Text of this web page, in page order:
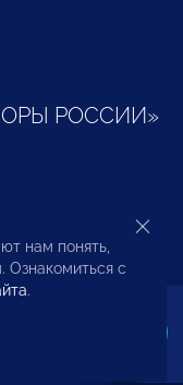
РОССИИ»
и
нам понять,
Ознакомиться с
.